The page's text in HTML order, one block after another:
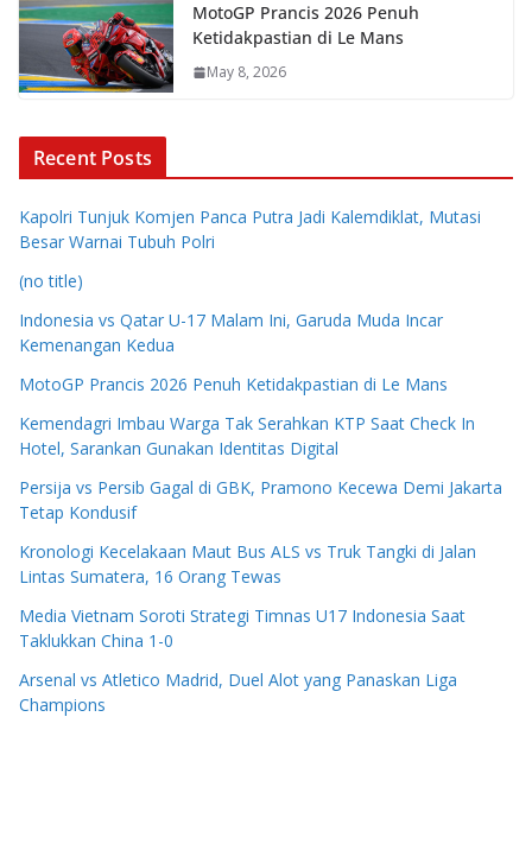
MotoGP Prancis 2026 Penuh
Ketidakpastian di Le Mans
May 8, 2026
Recent Posts
Kapolri Tunjuk Komjen Panca Putra Jadi Kalemdiklat, Mutasi
Besar Warnai Tubuh Polri
(no title)
Indonesia vs Qatar U-17 Malam Ini, Garuda Muda Incar
Kemenangan Kedua
MotoGP Prancis 2026 Penuh Ketidakpastian di Le Mans
Kemendagri Imbau Warga Tak Serahkan KTP Saat Check In
Hotel, Sarankan Gunakan Identitas Digital
Persija vs Persib Gagal di GBK, Pramono Kecewa Demi Jakarta
Tetap Kondusif
Kronologi Kecelakaan Maut Bus ALS vs Truk Tangki di Jalan
Lintas Sumatera, 16 Orang Tewas
Media Vietnam Soroti Strategi Timnas U17 Indonesia Saat
Taklukkan China 1-0
Arsenal vs Atletico Madrid, Duel Alot yang Panaskan Liga
Champions